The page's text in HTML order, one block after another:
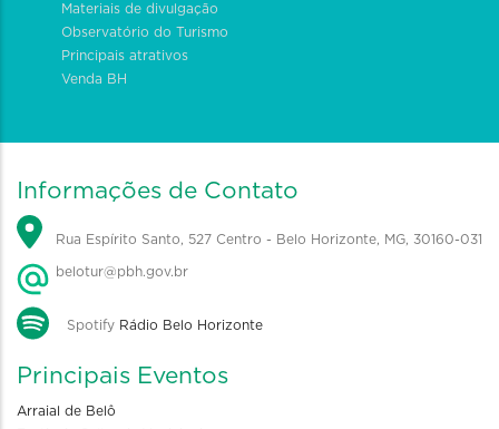
Materiais de divulgação
Observatório do Turismo
Principais atrativos
Venda BH
Informações de Contato
Rua Espírito Santo, 527 Centro - Belo Horizonte, MG, 30160-031
belotur@pbh.gov.br
Spotify Rádio Belo Horizonte
Principais Eventos
Arraial de Belô